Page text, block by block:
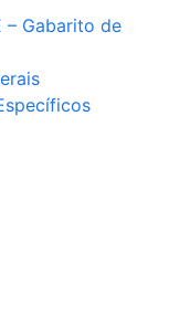
– Gabarito de